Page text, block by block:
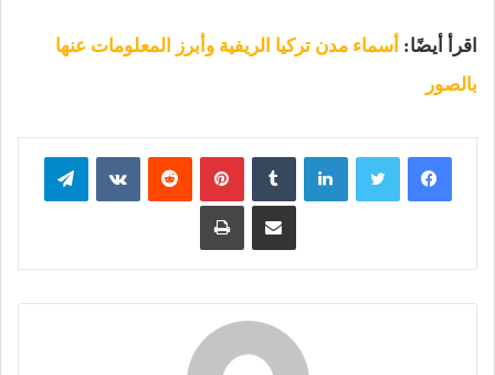
اقرأ أيضًا: أسماء مدن تركيا الريفية وأبرز المعلومات عنها
بالصور
فيسبوكتويتر لينكدإن ‏Tumblr بينتيريست
‏Reddit
‏VKontakte تيلقرام
مشاركة عبر البريد طباعة